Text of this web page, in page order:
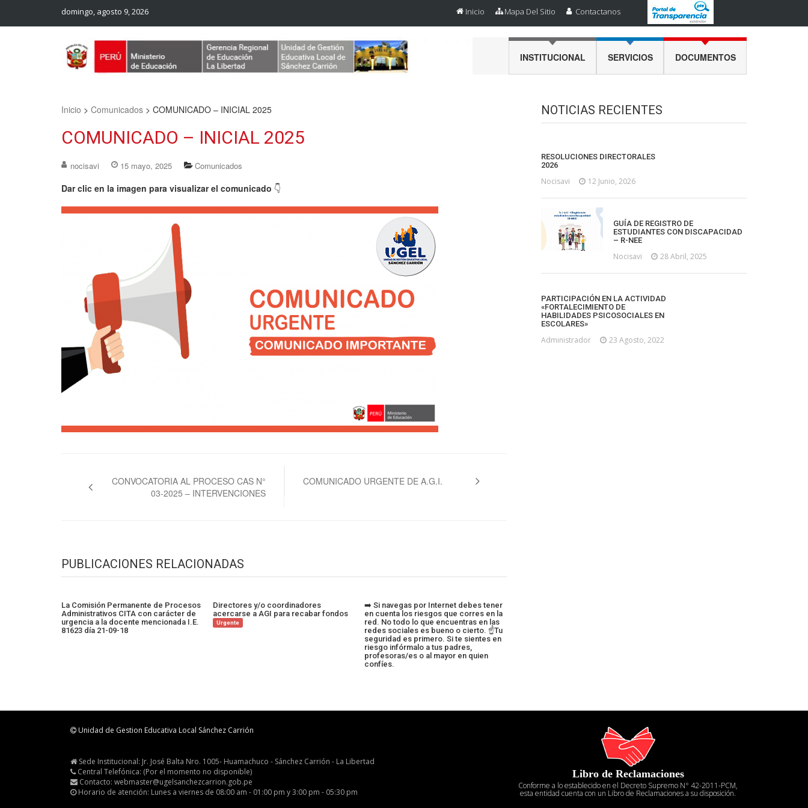
domingo, agosto 9, 2026 Inicio Mapa Del Sitio Contactanos
INSTITUCIONAL SERVICIOS DOCUMENTOS
Inicio > Comunicados > COMUNICADO – INICIAL 2025
COMUNICADO – INICIAL 2025
nocisavi 15 mayo, 2025 Comunicados
Dar clic en la imagen para visualizar el comunicado 👇
CONVOCATORIA AL PROCESO CAS N°
03-2025 – INTERVENCIONES
COMUNICADO URGENTE DE A.G.I.
PUBLICACIONES RELACIONADAS
La Comisión Permanente de Procesos
Administrativos CITA con carácter de
urgencia a la docente mencionada I.E.
81623 día 21-09-18
Directores y/o coordinadores
acercarse a AGI para recabar fondos
Urgente
➡️ Si navegas por Internet debes tener
en cuenta los riesgos que corres en la
red. No todo lo que encuentras en las
redes sociales es bueno o cierto. ☝️Tu
seguridad es primero. Si te sientes en
riesgo infórmalo a tus padres,
profesoras/es o al mayor en quien
confíes.
NOTICIAS RECIENTES
RESOLUCIONES DIRECTORALES
2026
Nocisavi 12 Junio, 2026
GUÍA DE REGISTRO DE
ESTUDIANTES CON DISCAPACIDAD
– R-NEE
Nocisavi 28 Abril, 2025
PARTICIPACIÓN EN LA ACTIVIDAD
«FORTALECIMIENTO DE
HABILIDADES PSICOSOCIALES EN
ESCOLARES»
Administrador 23 Agosto, 2022
Unidad de Gestion Educativa Local Sánchez Carrión
Sede Institucional: Jr. José Balta Nro. 1005- Huamachuco - Sánchez Carrión - La Libertad
Central Telefónica: (Por el momento no disponible)
Contacto: webmaster@ugelsanchezcarrion.gob.pe
Horario de atención: Lunes a viernes de 08:00 am - 01:00 pm y 3:00 pm - 05:30 pm
Libro de Reclamaciones
Conforme a lo establecido en el Decreto Supremo N° 42-2011-PCM,
esta entidad cuenta con un Libro de Reclamaciones a su disposición.